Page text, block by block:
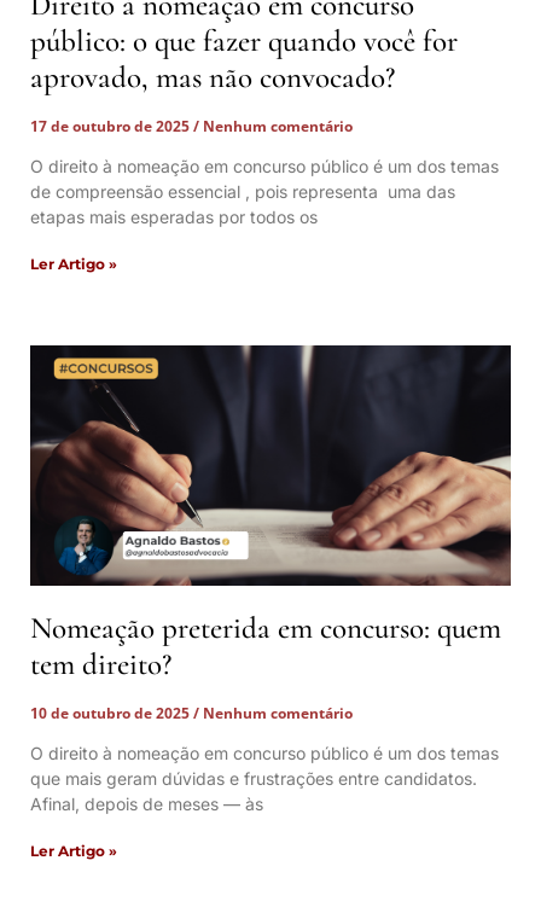
público: o que fazer quando você for
aprovado, mas não convocado?
17 de outubro de 2025
Nenhum comentário
O direito à nomeação em concurso público é um dos temas
de compreensão essencial , pois representa uma das
etapas mais esperadas por todos os
Ler Artigo »
Nomeação preterida em concurso: quem
tem direito?
10 de outubro de 2025
Nenhum comentário
O direito à nomeação em concurso público é um dos temas
que mais geram dúvidas e frustrações entre candidatos.
Afinal, depois de meses — às
Ler Artigo »